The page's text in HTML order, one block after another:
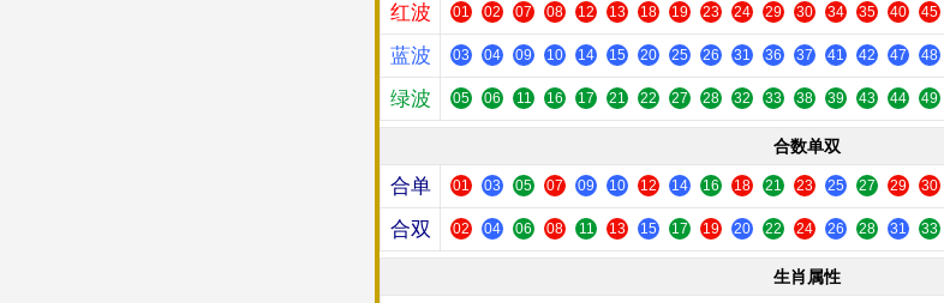
红波 01 02 07 08 12 13 18 19 23 24 29 30 34 35 40 45
蓝波 03 04 09 10 14 15 20 25 26 31 36 37 41 42 47 48
绿波 05 06 11 16 17 21 22 27 28 32 33 38 39 43 44 49
合数单双
合单 01 03 05 07 09 10 12 14 16 18 21 23 25 27 29 30
合双 02 04 06 08 11 13 15 17 19 20 22 24 26 28 31 33
生肖属性